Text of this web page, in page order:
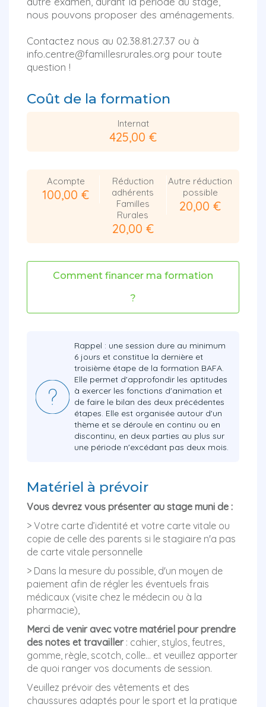
nous pouvons proposer des aménagements.
Contactez nous au 02.38.81.27.37 ou à
info.centre@famillesrurales.org pour toute
question !
Coût de la formation
Internat
425,00 €
Acompte
100,00 €
Réduction
adhérents
Familles
Rurales
20,00 €
Autre réduction
possible
20,00 €
Comment financer ma formation
?
Rappel : une session dure au minimum
6 jours et constitue la dernière et
troisième étape de la formation BAFA.
Elle permet d'approfondir les aptitudes
à exercer les fonctions d'animation et
de faire le bilan des deux précédentes
étapes. Elle est organisée autour d'un
thème et se déroule en continu ou en
discontinu, en deux parties au plus sur
une période n'excédant pas deux mois.
Matériel à prévoir
Vous devrez vous présenter au stage muni de :
> Votre carte d’identité et votre carte vitale ou
copie de celle des parents si le stagiaire n'a pas
de carte vitale personnelle
> Dans la mesure du possible, d'un moyen de
paiement afin de régler les éventuels frais
médicaux (visite chez le médecin ou à la
pharmacie),
Merci de venir avec votre matériel pour prendre
des notes et travailler: cahier, stylos, feutres,
gomme, règle, scotch, colle… et veuillez apporter
de quoi ranger vos documents de session.
Veuillez prévoir des vêtements et des
chaussures adaptés pour le sport et la pratique